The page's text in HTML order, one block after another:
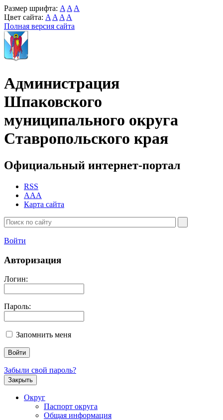
Размер шрифта: A A A
Цвет сайта: A A A A
Полная версия сайта
Администрация
Шпаковского
муниципального округа
Ставропольского края
Официальный интернет-портал
RSS
AAA
Карта сайта
Войти
Авторизация
Логин:
Пароль:
Запомнить меня
Забыли свой пароль?
Закрыть
Округ
Паспорт округа
Общая информация